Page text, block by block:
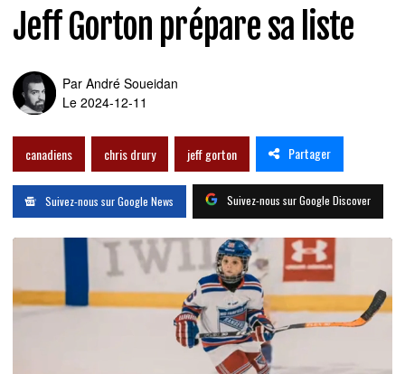
Jeff Gorton prépare sa liste
Par André Soueidan
Le 2024-12-11
canadiens chris drury jeff gorton Partager
Suivez-nous sur Google News Suivez-nous sur Google Discover